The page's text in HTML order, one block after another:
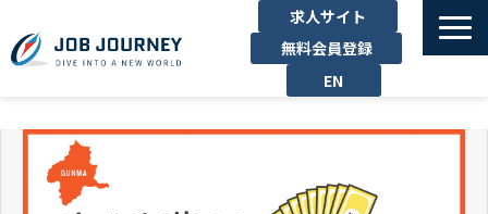
求人サイト
無料会員登録
EN